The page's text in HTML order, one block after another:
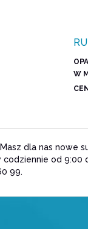
W
dla nas nowe
od 9:00
99.